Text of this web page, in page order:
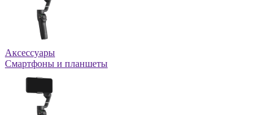
Аксессуары
Смартфоны и планшеты